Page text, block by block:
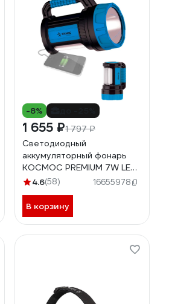
-8%
1 655 ₽1 797 ₽
Светодиодный
аккумуляторный фонарь
КОСМОС PREMIUM 7W LED,
зарядка 220V/12V,
4.6(58) 16655978
В корзину